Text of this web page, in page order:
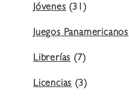
Jóvenes(31)
Juegos Panamericanos
Librerías(7)
Licencias(3)